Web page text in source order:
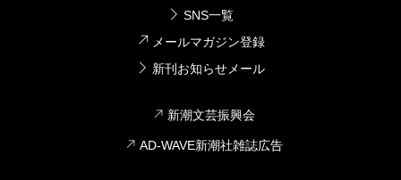
SNS一覧
メールマガジン登録
新刊お知らせメール
新潮文芸振興会
AD-WAVE新潮社雑誌広告